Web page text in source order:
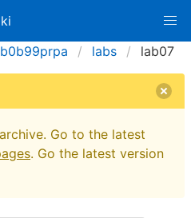
b0b99prpa labs lab07
Go to the latest
. Go the latest version